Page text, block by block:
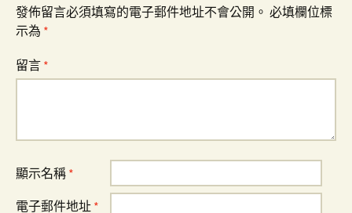
發佈留言必須填寫的電子郵件地址不會公開。 必填欄位標
示為 *
留言 *
顯示名稱 *
電子郵件地址 *